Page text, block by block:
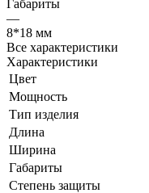
Габариты
—
8*18 мм
Все характеристики
Характеристики
Цвет
Мощность
Тип изделия
Длина
Ширина
Габариты
Степень защиты